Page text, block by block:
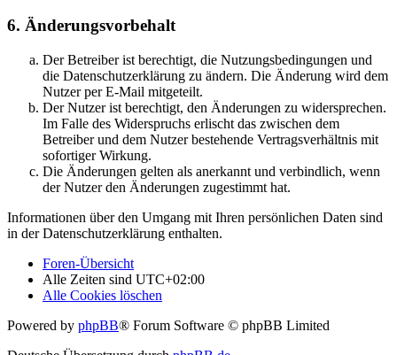
6. Änderungsvorbehalt
Der Betreiber ist berechtigt, die Nutzungsbedingungen und
die Datenschutzerklärung zu ändern. Die Änderung wird dem
Nutzer per E-Mail mitgeteilt.
Der Nutzer ist berechtigt, den Änderungen zu widersprechen.
Im Falle des Widerspruchs erlischt das zwischen dem
Betreiber und dem Nutzer bestehende Vertragsverhältnis mit
sofortiger Wirkung.
Die Änderungen gelten als anerkannt und verbindlich, wenn
der Nutzer den Änderungen zugestimmt hat.
Informationen über den Umgang mit Ihren persönlichen Daten sind
in der Datenschutzerklärung enthalten.
Foren-Übersicht
Alle Zeiten sind UTC+02:00
Alle Cookies löschen
Powered by phpBB® Forum Software © phpBB Limited